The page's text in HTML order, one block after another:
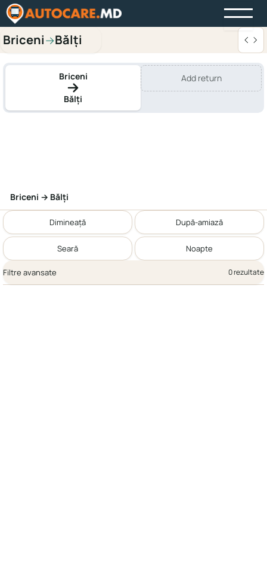
Briceni→Bălți
Briceni
Bălți
Add return
Briceni → Bălți
Dimineață După-amiază
Seară Noapte
Filtre avansate 0 rezultate